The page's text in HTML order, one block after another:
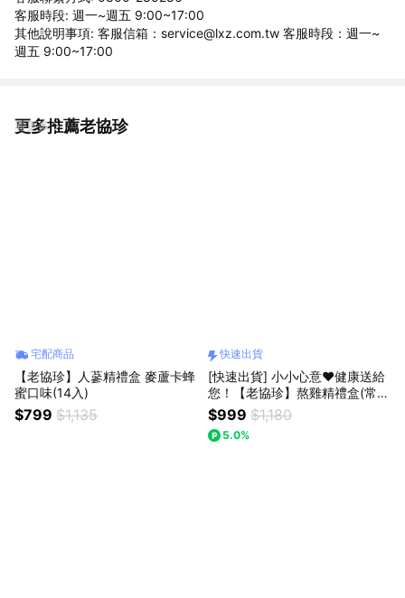
客服時段: 週一~週五 9:00~17:00
其他說明事項: 客服信箱：service@lxz.com.tw 客服時段：週一~
週五 9:00~17:00
更多推薦老協珍
看更多
宅配商品
【老協珍】人蔘精禮盒 麥蘆卡蜂
蜜口味(14入)
$799 $1,135
快速出貨
[快速出貨] 小小心意❤️健康送給
您！【老協珍】熬雞精禮盒(常
溫/7入)
$999 $1,180
5.0%